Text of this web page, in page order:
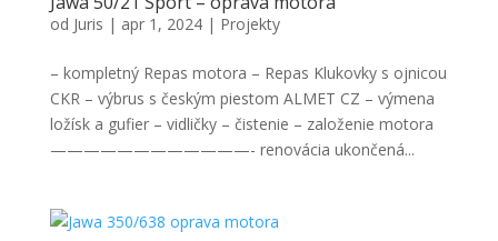
od Juris | apr 1, 2024| Projekty
– kompletný Repas motora – Repas Klukovky s ojnicou
CKR – výbrus s českým piestom ALMET CZ – výmena
ložísk a gufier – vidličky – čistenie – založenie motora
————————————- renovácia ukončená...
Nevyhnutné